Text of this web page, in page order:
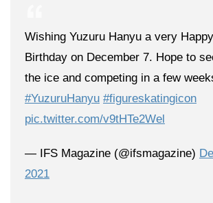
Wishing Yuzuru Hanyu a very
Birthday on December 7. Hope to
the ice and competing in a few
#YuzuruHanyu #figureskatingicon
pic.twitter.com/v9tHTe2Wel
— IFS Magazine (@ifsmagazine)
2021